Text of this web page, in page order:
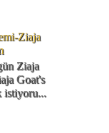
Ziaja
Ziaja
Goat's
istiyoru...